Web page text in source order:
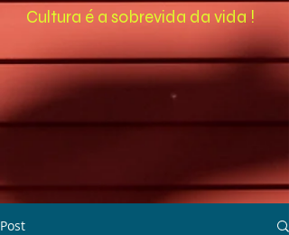
Cultura é a sobrevida da vida !
Post